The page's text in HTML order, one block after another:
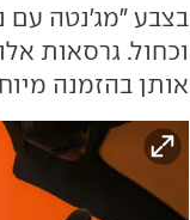
בצבע "מג'נטה עם
וכחול. גרסאות
אותן בהזמנה